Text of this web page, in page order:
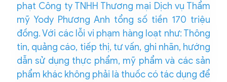
phạt Công ty TNHH Thương mại Dịch vụ Thẩm
mỹ Yody Phương Anh tổng số tiền 170 triệu
đồng. Với các lỗi vi phạm hàng loạt như: Thông
tin, quảng cáo, tiếp thị, tư vấn, ghi nhãn, hướng
dẫn sử dụng thực phẩm, mỹ phẩm và các sản
phẩm khác không phải là thuốc có tác dụng để